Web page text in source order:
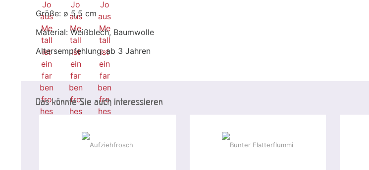
Größe: ø 5,5 cm
Material: Weißblech, Baumwolle
Altersempfehlung: ab 3 Jahren
Das könnte Sie auch interessieren